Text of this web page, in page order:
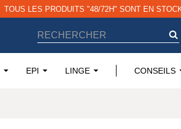
EPI LINGE CONSEILS